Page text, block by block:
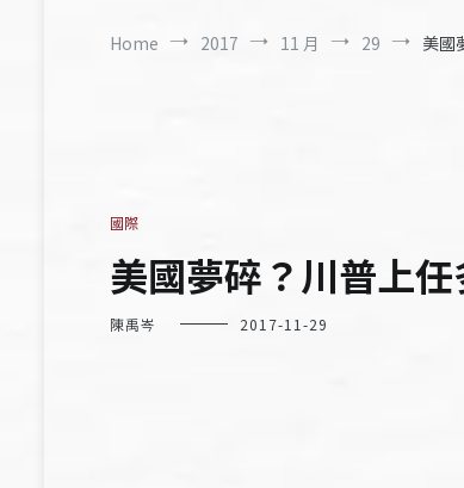
Home 2017 11 月 29 美國
國際
美國夢碎？川普上
陳禹岑 2017-11-29